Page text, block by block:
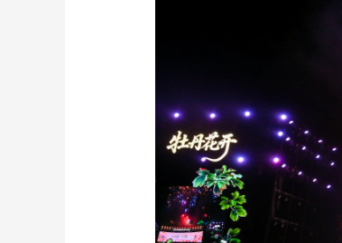
CCTV.节目官网 直播 节目单